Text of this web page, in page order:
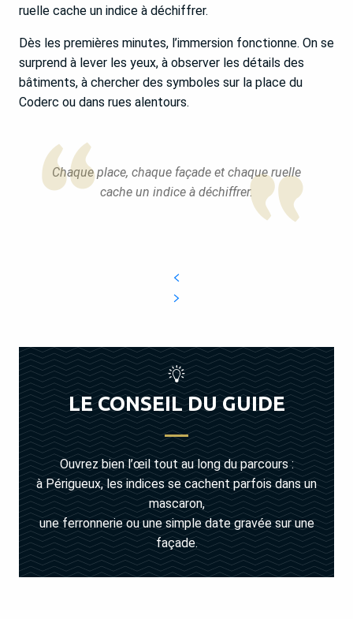
ruelle cache un indice à déchiffrer.
Dès les premières minutes, l’immersion fonctionne. On se
surprend à lever les yeux, à observer les détails des
bâtiments, à chercher des symboles sur la place du
Coderc ou dans rues alentours.
Chaque place, chaque façade et chaque ruelle
cache un indice à déchiffrer.
LE CONSEIL DU GUIDE
Ouvrez bien l’œil tout au long du parcours :
à Périgueux, les indices se cachent parfois dans un
mascaron,
une ferronnerie ou une simple date gravée sur une
façade.